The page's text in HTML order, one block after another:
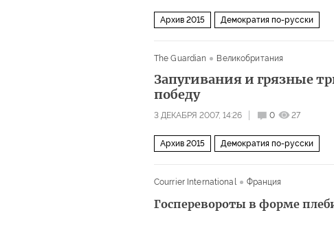
Архив 2015 Демократия по-русски
The Guardian Великобритания
Запугивания и грязные
победу
3 ДЕКАБРЯ 2007, 14:26 0 27
Архив 2015 Демократия по-русски
Courrier International Франция
Госперевороты в форме